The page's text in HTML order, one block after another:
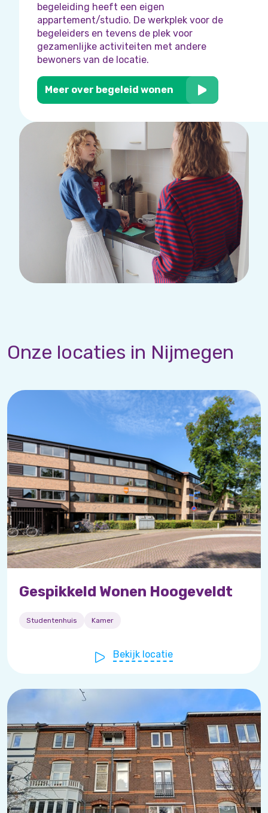
begeleiding heeft een eigen
appartement/studio. De werkplek voor de
begeleiders en tevens de plek voor
gezamenlijke activiteiten met andere
bewoners van de locatie.
Meer over begeleid wonen
Onze locaties in Nijmegen
Gespikkeld Wonen Hoogeveldt
Studentenhuis Kamer
Bekijk locatie